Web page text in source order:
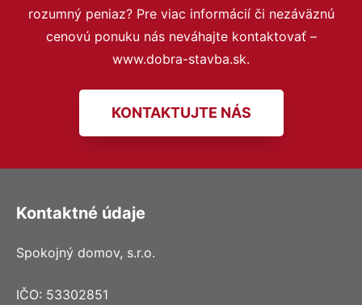
rozumný peniaz? Pre viac informácií či nezáväznú
cenovú ponuku nás neváhajte kontaktovať –
www.dobra-stavba.sk.
KONTAKTUJTE NÁS
Kontaktné údaje
Spokojný domov, s.r.o.
IČO: 53302851